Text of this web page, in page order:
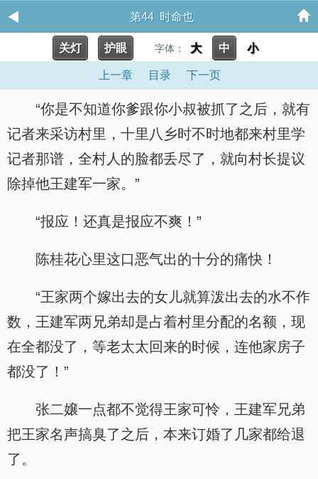
第44 时命也
关灯 护眼 字体： 大 中 小
上一章 目录 下一页
“你是不知道你爹跟你小叔被抓了之后，就有
记者来采访村里，十里八乡时不时地都来村里学
记者那谱，全村人的脸都丢尽了，就向村长提议
除掉他王建军一家。”
“报应！还真是报应不爽！”
陈桂花心里这口恶气出的十分的痛快！
“王家两个嫁出去的女儿就算泼出去的水不作
数，王建军两兄弟却是占着村里分配的名额，现
在全都没了，等老太太回来的时候，连他家房子
都没了！”
张二嬢一点都不觉得王家可怜，王建军兄弟
把王家名声搞臭了之后，本来订婚了几家都给退
了。